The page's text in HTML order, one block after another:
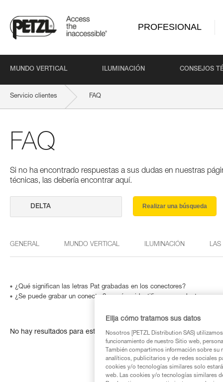
PROFESIONAL
MUNDO VERTICAL ILUMINACIÓN CONSEJOS
Servicio clientes FAQ
FAQ
Si no ha encontrado respuestas a sus dudas en nuestras
técnicas, las debería encontrar aquí.
Realizar una búsqueda
GENERAL MUNDO VERTICAL ILUMINACIÓN LAS
¿Qué significan las letras Pat grabadas en los conectores?
¿Se puede grabar un conector? o ¿cómo identificar un producto cuyo
No hay resultados para esta búsqueda
Elija cómo tratamos sus datos
Nosotros [PETZL Distribution SAS)
funcionamiento de nuestro Sitio web,
También compartimos información sobre
analíticos, publicitarios y de redes sociales
cookies y/o tecnologías similares solo
web. Las cookies y/o tecnologías similares